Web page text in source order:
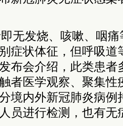
无发烧、咳嗽、咽
症状体征，但呼吸道
布会介绍，此类患者
者医学观察、聚集性
境内外新冠肺炎病例
员进行检测，也有无